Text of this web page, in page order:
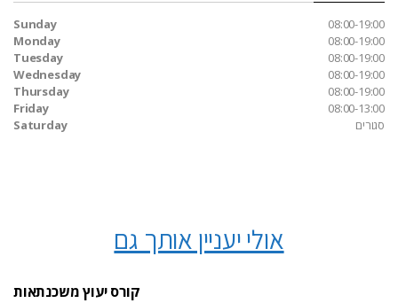
Sunday
08:00-19:00
Monday
08:00-19:00
Tuesday
08:00-19:00
Wednesday
08:00-19:00
Thursday
08:00-19:00
Friday
08:00-13:00
Saturday
סגורים
אולי יעניין אותך גם
קורס יעוץ משכנתאות